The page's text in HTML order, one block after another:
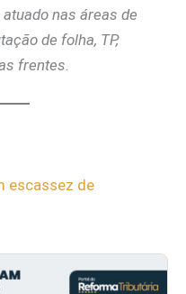
nas áreas de
de folha, TP,
frentes.
escassez de